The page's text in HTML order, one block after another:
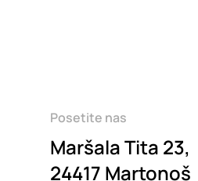
Posetite nas
Maršala Tita 23,
24417 Martonoš